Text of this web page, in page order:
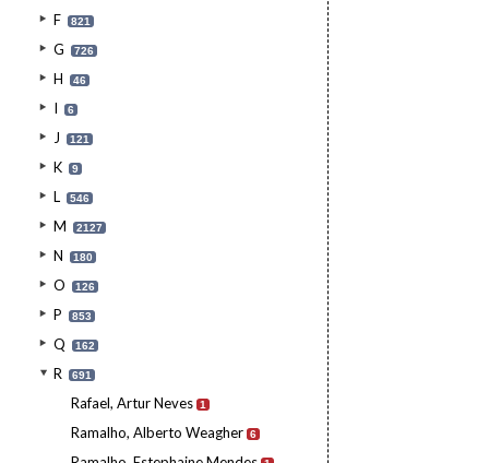
F 821
G 726
H 46
I 6
J 121
K 9
L 546
M 2127
N 180
O 126
P 853
Q 162
R 691
Rafael, Artur Neves 1
Ramalho, Alberto Weagher 6